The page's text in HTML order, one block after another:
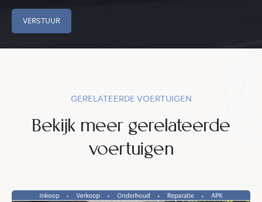
VERSTUUR
GERELATEERDE VOERTUIGEN
Bekijk meer gerelateerde
voertuigen